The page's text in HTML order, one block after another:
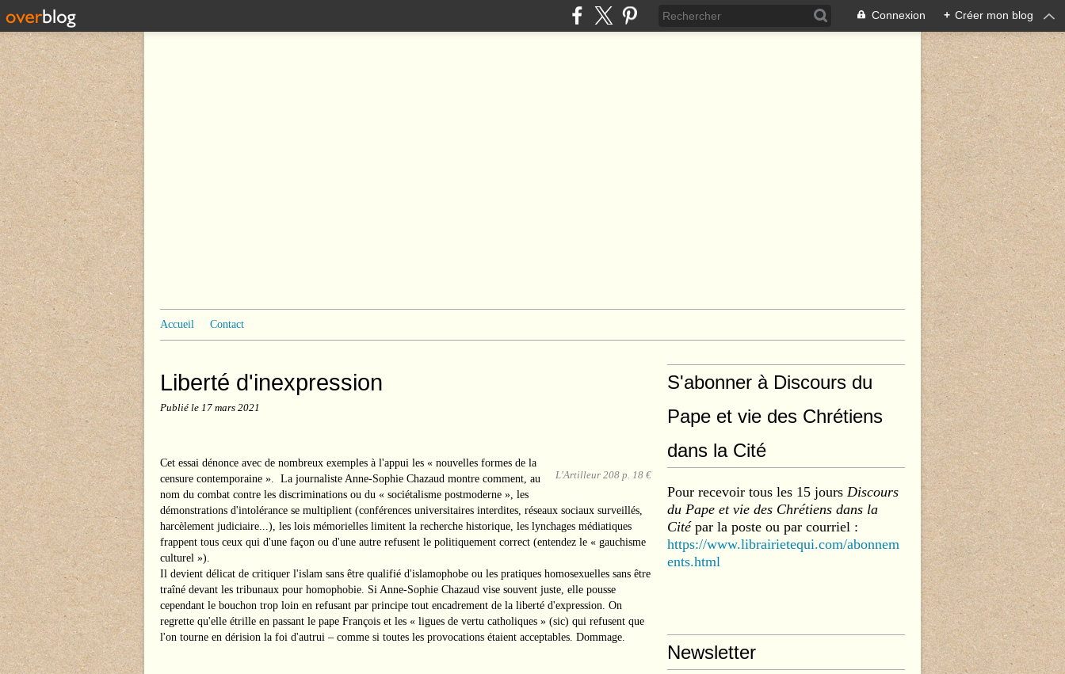
Connexion + Créer mon blog
Accueil Contact
Liberté d'inexpression
Publié le 17 mars 2021
L'Artilleur 208 p. 18 €
Cet essai dénonce avec de nombreux exemples à l'appui les « nouvelles formes de la
censure contemporaine ». La journaliste Anne-Sophie Chazaud montre comment, au
nom du combat contre les discriminations ou du « sociétalisme postmoderne », les
démonstrations d'intolérance se multiplient (conférences universitaires interdites, réseaux sociaux surveillés,
harcèlement judiciaire...), les lois mémorielles limitent la recherche historique, les lynchages médiatiques
frappent tous ceux qui d'une façon ou d'une autre refusent le politiquement correct (entendez le « gauchisme
culturel »).
Il devient délicat de critiquer l'islam sans être qualifié d'islamophobe ou les pratiques homosexuelles sans être
traîné devant les tribunaux pour homophobie. Si Anne-Sophie Chazaud vise souvent juste, elle pousse
cependant le bouchon trop loin en refusant par principe tout encadrement de la liberté d'expression. On
regrette qu'elle étrille en passant le pape François et les « ligues de vertu catholiques » (sic) qui refusent que
l'on tourne en dérision la foi d'autrui – comme si toutes les provocations étaient acceptables. Dommage.
S'abonner à Discours du
Pape et vie des Chrétiens
dans la Cité
Pour recevoir tous les 15 jours Discours
du Pape et vie des Chrétiens dans la
Citépar la poste ou par courriel :
https://www.librairietequi.com/abonnem
ents.html
Newsletter